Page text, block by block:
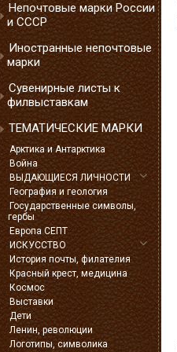
Непочтовые марки России
и СССР
Иностранные непочтовые
марки
Сувенирные листы к
филвыставкам
ТЕМАТИЧЕСКИЕ МАРКИ
Арктика и Антарктика
Война
ВЫДАЮЩИЕСЯ ЛИЧНОСТИ
География и геология
Государственные символы,
гербы
Европа СЕПТ
ИСКУССТВО
История почты, филателия
Красный крест, медицина
Космос
Выставки
Дети
Ленин, революции
Логотипы, символика